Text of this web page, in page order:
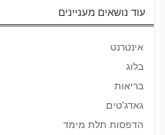
עוד נושאים מעניינים
אינטרנט
בלוג
בריאות
גאדג'טים
הדפסות תלת מימד